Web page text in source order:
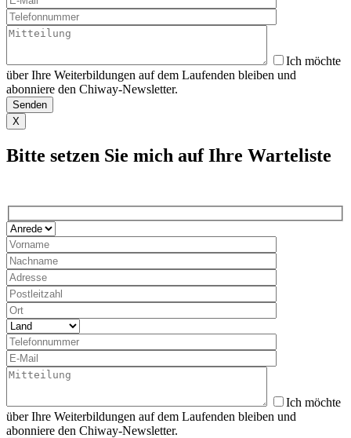
Ich möchte
über Ihre Weiterbildungen auf dem Laufenden bleiben und
abonniere den Chiway-Newsletter.
X
Bitte setzen Sie mich auf Ihre Warteliste
Ich möchte
über Ihre Weiterbildungen auf dem Laufenden bleiben und
abonniere den Chiway-Newsletter.